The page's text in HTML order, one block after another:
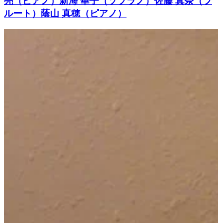
ルート）蔭山 真穂（ピアノ）